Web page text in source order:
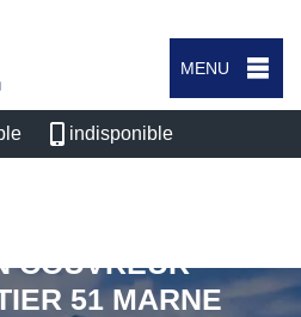
MENU
indisponible
COUVREUR
51 MARNE